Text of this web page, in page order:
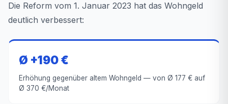
Die Reform vom 1. Januar 2023 hat das Wohngeld
deutlich verbessert:
Ø +190 €
Erhöhung gegenüber altem Wohngeld — von Ø 177 € auf
Ø 370 €/Monat